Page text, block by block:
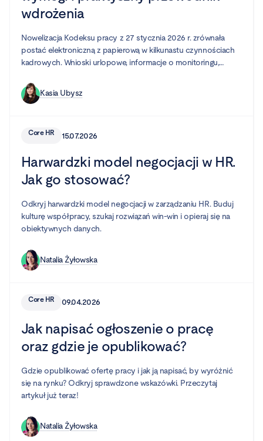
wdrożenia
Nowelizacja Kodeksu pracy z 27 stycznia 2026 r. zrównała
postać elektroniczną z papierową w kilkunastu czynnościach
kadrowych. Wnioski urlopowe, informacje o monitoringu,
wydruku i podpisu. Ale „można" nie znaczy „wystarczy wysłać
maila". Poniżej wyjaśniamy, co dokładnie obejmuje zmiana, jakie
Kasia Ubysz
Core HR 15.07.2026
Harwardzki model negocjacji w HR.
Jak go stosować?
Odkryj harwardzki model negocjacji w zarządzaniu HR. Buduj
kulturę współpracy, szukaj rozwiązań win-win i opieraj się na
obiektywnych danych.
Natalia Żyłowska
Core HR 09.04.2026
Jak napisać ogłoszenie o pracę
oraz gdzie je opublikować?
Gdzie opublikować ofertę pracy i jak ją napisać, by wyróżnić
się na rynku? Odkryj sprawdzone wskazówki. Przeczytaj
artykuł już teraz!
Natalia Żyłowska